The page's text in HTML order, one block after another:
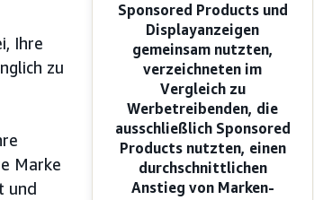
Ihre
zu
Marke
und
Sponsored Products und
Displayanzeigen
gemeinsam nutzten,
verzeichneten im
Vergleich zu
Werbetreibenden, die
ausschließlich Sponsored
Products nutzten, einen
durchschnittlichen
Anstieg von Marken-